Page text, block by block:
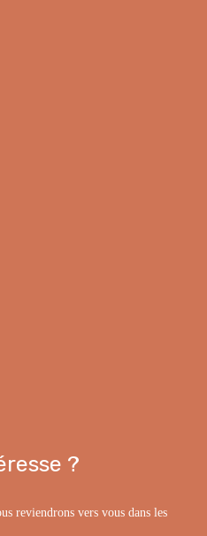
?
reviendrons vers vous dans les